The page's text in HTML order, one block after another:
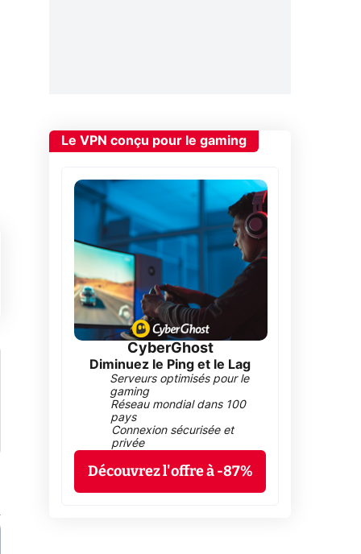
Le VPN conçu pour le gaming
CyberGhost
Diminuez le Ping et le Lag
Serveurs optimisés pour le
gaming
Réseau mondial dans 100
pays
Connexion sécurisée et
privée
Découvrez l'offre à -87%